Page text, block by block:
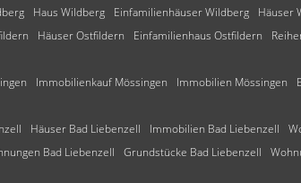
Haus Wildberg Einfamilienhäuser Wildberg Häuser
Häuser Ostfildern Einfamilienhaus Ostfildern
Immobilienkauf Mössingen Immobilien Mössingen
Häuser Bad Liebenzell Immobilien Bad Liebenzell
Bad Liebenzell Grundstücke Bad Liebenzell